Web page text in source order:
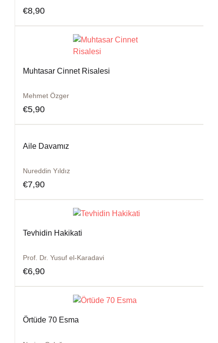
€8,90
Muhtasar Cinnet Risalesi
Mehmet Özger
€5,90
Aile Davamız
Nureddin Yıldız
€7,90
Tevhidin Hakikati
Prof. Dr. Yusuf el-Karadavi
€6,90
Örtüde 70 Esma